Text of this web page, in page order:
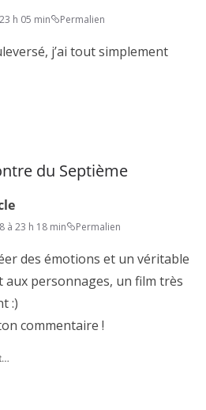
h 05 min Permalien
j’ai tout simplement
du Septième
à 23 h 18 min Permalien
des émotions et un véritable
aux personnages, un film très
:)
commentaire !